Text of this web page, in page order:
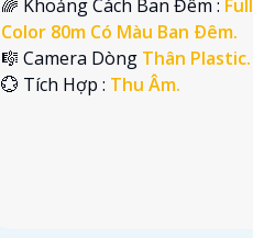
🌈 Khoảng Cách Ban Đêm : Full
Color 80m Có Màu Ban Ðêm.
🎼️ Camera Dòng Thân Plastic.
️💮 Tích Hợp : Thu Âm.